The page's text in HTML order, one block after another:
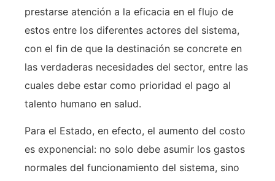
prestarse atención a la eficacia en el flujo de
estos entre los diferentes actores del sistema,
con el fin de que la destinación se concrete en
las verdaderas necesidades del sector, entre las
cuales debe estar como prioridad el pago al
talento humano en salud.
Para el Estado, en efecto, el aumento del costo
es exponencial: no solo debe asumir los gastos
normales del funcionamiento del sistema, sino